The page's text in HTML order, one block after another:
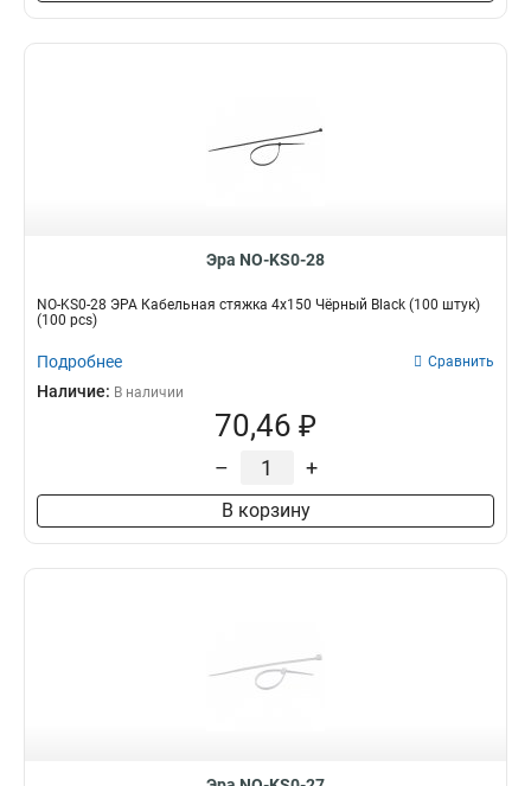
Эра NO-KS0-28
NO-KS0-28 ЭРА Кабельная стяжка 4х150 Чёрный Black (100 штук)
(100 pcs)
Подробнее Сравнить
Наличие: В наличии
70,46 ₽
– +
В корзину